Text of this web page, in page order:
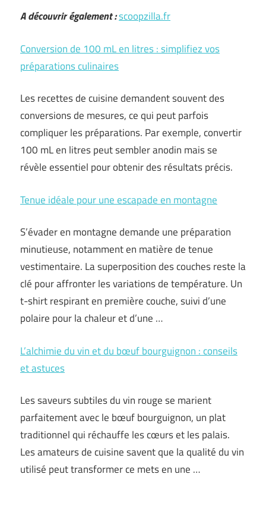
A découvrir également :scoopzilla.fr
Conversion de 100 mL en litres : simplifiez vos
préparations culinaires
Les recettes de cuisine demandent souvent des
conversions de mesures, ce qui peut parfois
compliquer les préparations. Par exemple, convertir
100 mL en litres peut sembler anodin mais se
révèle essentiel pour obtenir des résultats précis.
Tenue idéale pour une escapade en montagne
S’évader en montagne demande une préparation
minutieuse, notamment en matière de tenue
vestimentaire. La superposition des couches reste la
clé pour affronter les variations de température. Un
t-shirt respirant en première couche, suivi d’une
polaire pour la chaleur et d’une …
L’alchimie du vin et du bœuf bourguignon : conseils
et astuces
Les saveurs subtiles du vin rouge se marient
parfaitement avec le bœuf bourguignon, un plat
traditionnel qui réchauffe les cœurs et les palais.
Les amateurs de cuisine savent que la qualité du vin
utilisé peut transformer ce mets en une …